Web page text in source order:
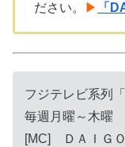
ださい。
▶ 「
フジテレビ系列
毎週月曜～木曜
[MC] ＤＡＩＧＯ